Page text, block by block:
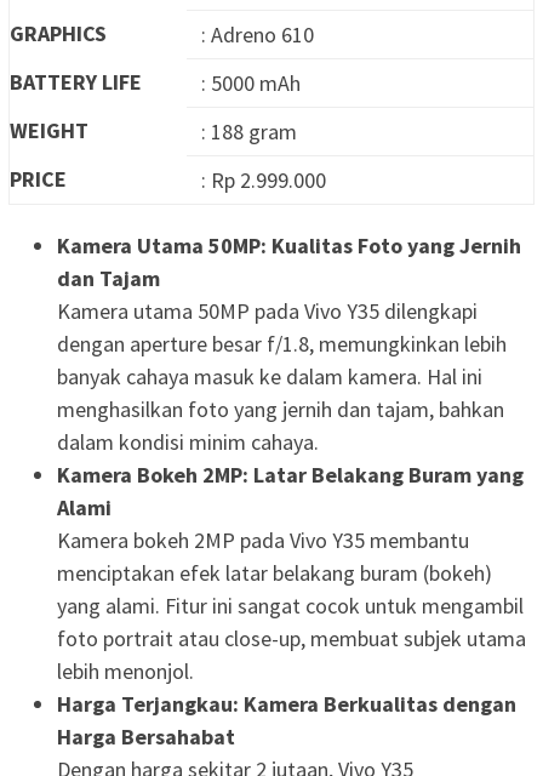
GRAPHICS
: Adreno 610
BATTERY LIFE
: 5000 mAh
WEIGHT
: 188 gram
PRICE
: Rp 2.999.000
Kamera Utama 50MP: Kualitas Foto yang Jernih
dan Tajam
Kamera utama 50MP pada Vivo Y35 dilengkapi
dengan aperture besar f/1.8, memungkinkan lebih
banyak cahaya masuk ke dalam kamera. Hal ini
menghasilkan foto yang jernih dan tajam, bahkan
dalam kondisi minim cahaya.
Kamera Bokeh 2MP: Latar Belakang Buram yang
Alami
Kamera bokeh 2MP pada Vivo Y35 membantu
menciptakan efek latar belakang buram (bokeh)
yang alami. Fitur ini sangat cocok untuk mengambil
foto portrait atau close-up, membuat subjek utama
lebih menonjol.
Harga Terjangkau: Kamera Berkualitas dengan
Harga Bersahabat
Dengan harga sekitar 2 jutaan, Vivo Y35